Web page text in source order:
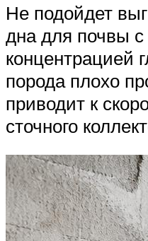
Не подойдет
дна для почвы с
концентрацией
порода плохо
приводит к
сточного